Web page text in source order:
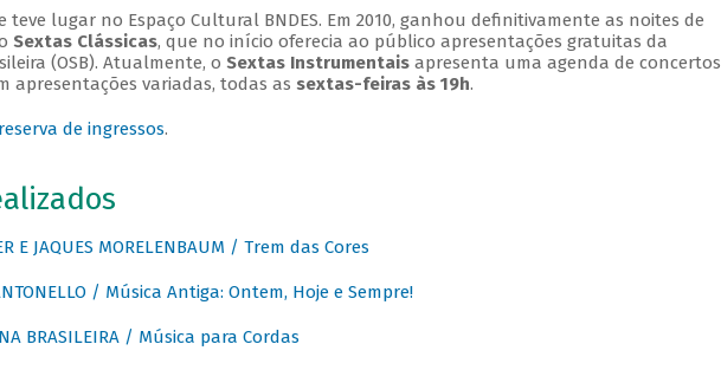
teve lugar no Espaço Cultural BNDES. Em 2010, ganhou definitivamente as noites de
Sextas Clássicas, que no início oferecia ao público apresentações gratuitas da
(OSB). Atualmente, o Sextas Instrumentaisapresenta uma agenda de concertos
apresentações variadas, todas as sextas-feiras às 19h.
reserva de ingressos.
E JAQUES MORELENBAUM / Trem das Cores
/ Música Antiga: Ontem, Hoje e Sempre!
BRASILEIRA / Música para Cordas